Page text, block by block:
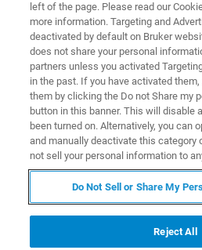
試料中での元素分布の変化を分
的プロセスや鉱床の起源を理解
SEMにマイクロXRFを追加したデ
源）システムは、主要元素と
広範囲にわたるX線元素分布を測
右図は異地性の銅鉱床からの試
mm²）マイクロXRF元素マップ
ム（緑）、マンガン（青）、ケ
緑）の元素分布を示しています
元素濃度が低すぎたりピークの
EDS
left of the page. Please read our
more information. Targeting and
deactivated by default on Bruker
does not share your personal
partners unless you activated
in the past. If you have activated
them by clicking the Do not Share my
button in this banner. This will disable
been turned on. Alternatively, you can
and manually deactivate this category
not sell your personal information to
Do Not Sell or Share My
Reject All